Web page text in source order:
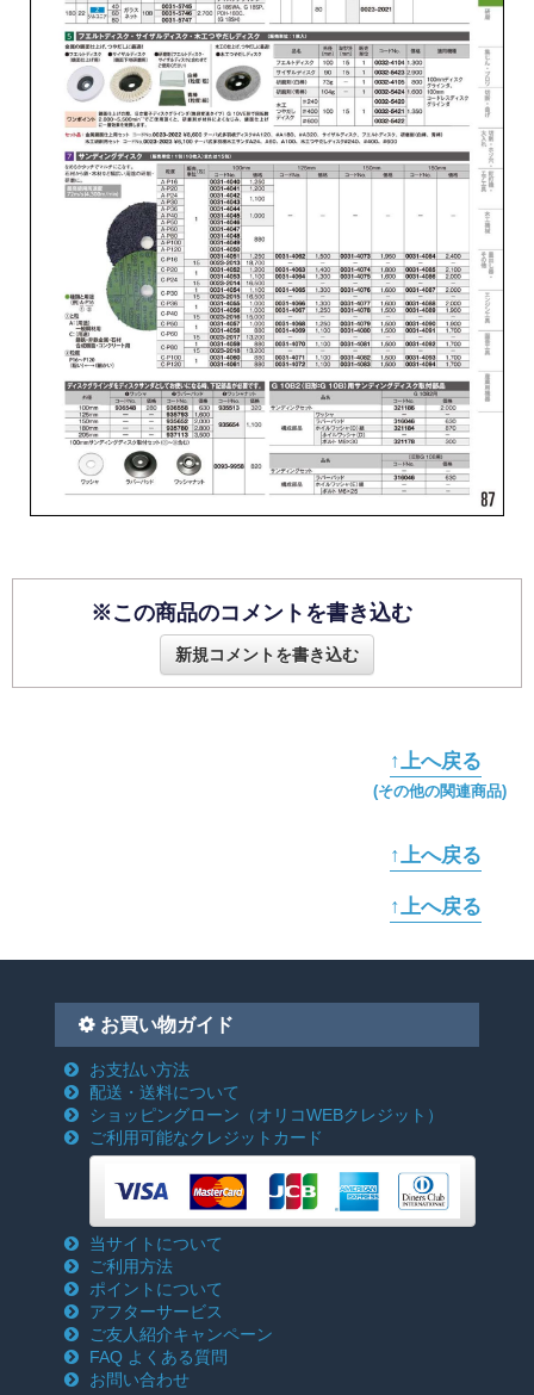
※この商品のコメントを書き込む
新規コメントを書き込む
↑上へ戻る
(その他の関連商品)
↑上へ戻る
↑上へ戻る
お買い物ガイド
お支払い方法
配送・送料について
ショッピングローン （オリコWEBクレジット）
ご利用可能なクレジットカード
当サイトについて
ご利用方法
ポイントについて
アフターサービス
ご友人紹介キャンペーン
FAQ よくある質問
お問い合わせ